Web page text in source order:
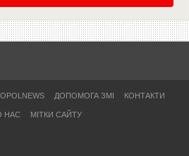
ДОПОМОГА ЗМІ КОНТАКТИ
НАС МІТКИ САЙТУ